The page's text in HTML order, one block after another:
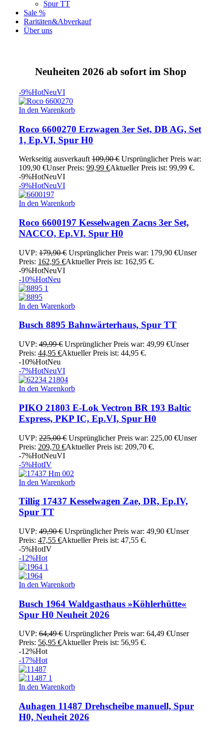
Spur TT
Sale %
Raritäten&Abverkauf
Über uns
Neuheiten 2026 ab sofort im Shop
-9%HotNeuVI
In den Warenkorb
Roco 6600270 Erzwagen 3er Set, DB AG, Set
1, Ep.VI, Spur H0
Werkseitig ausverkauft 109,90€ Ursprünglicher Preis war:
109,90 €Unser Preis: 99,99 €Aktueller Preis ist: 99,99 €.
-9%HotNeuVI
-9%HotNeuVI
In den Warenkorb
Roco 6600197 Kesselwagen Zacns 3er Set,
NACCO, Ep.VI, Spur H0
UVP: 179,90€ Ursprünglicher Preis war: 179,90 €Unser
Preis: 162,95 €Aktueller Preis ist: 162,95 €.
-9%HotNeuVI
-10%HotNeu
In den Warenkorb
Busch 8895 Bahnwärterhaus, Spur TT
UVP: 49,99€ Ursprünglicher Preis war: 49,99 €Unser
Preis: 44,95 €Aktueller Preis ist: 44,95 €.
-10%HotNeu
-7%HotNeuVI
In den Warenkorb
PIKO 21803 E-Lok Vectron BR 193 Baltic
Express, PKP IC, Ep.VI, Spur H0
UVP: 225,00€ Ursprünglicher Preis war: 225,00 €Unser
Preis: 209,70 €Aktueller Preis ist: 209,70 €.
-7%HotNeuVI
-5%HotIV
In den Warenkorb
Tillig 17437 Kesselwagen Zae, DR, Ep.IV,
Spur TT
UVP: 49,90€ Ursprünglicher Preis war: 49,90 €Unser
Preis: 47,55 €Aktueller Preis ist: 47,55 €.
-5%HotIV
-12%Hot
In den Warenkorb
Busch 1964 Waldgasthaus »Köhlerhütte«
Spur H0 Neuheit 2026
UVP: 64,49€ Ursprünglicher Preis war: 64,49 €Unser
Preis: 56,95 €Aktueller Preis ist: 56,95 €.
-12%Hot
-17%Hot
In den Warenkorb
Auhagen 11487 Drehscheibe manuell, Spur
H0, Neuheit 2026